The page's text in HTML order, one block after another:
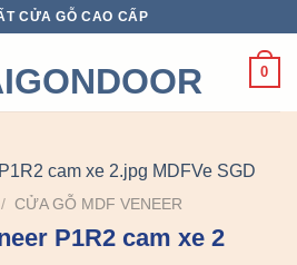
CỬA GỖ CAO CẤP
0
/ CỬA GỖ MDF VENEER
P1R2 cam xe 2